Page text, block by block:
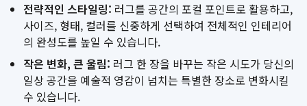
전략적인 스타일링: 러그를 공간의 포컬 포인트로 활용하고,
사이즈, 형태, 컬러를 신중하게 선택하여 전체적인 인테리어
의 완성도를 높일 수 있습니다.
작은 변화, 큰 울림: 러그 한 장을 바꾸는 작은 시도가 당신의
일상 공간을 예술적 영감이 넘치는 특별한 장소로 변화시킬
수 있습니다.